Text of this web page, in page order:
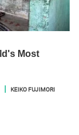
KEIKO FUJIMORI